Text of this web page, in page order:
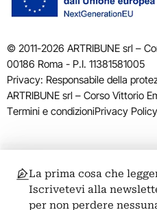
© 2011-2026 ARTRIBUNE srl –
00186 Roma - P.I. 11381581005
Privacy: Responsabile della
ARTRIBUNE srl – Corso Vittorio
Termini e condizioniPrivacy Policy
La prima cosa che
Iscrivetevi alla
per non perdere